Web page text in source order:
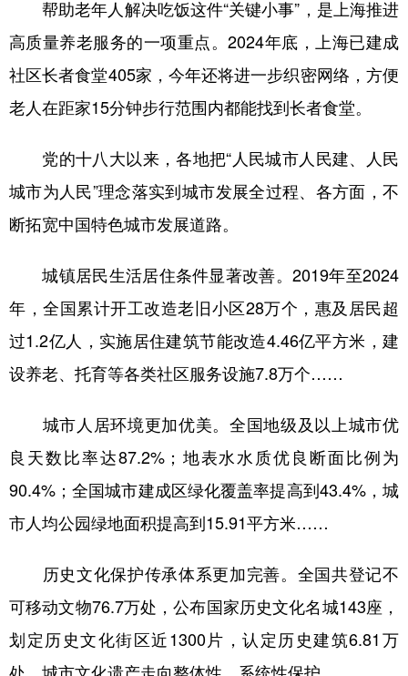
帮助老年人解决吃饭这件“关键小事”，是上海推进
高质量养老服务的一项重点。2024年底，上海已建成
社区长者食堂405家，今年还将进一步织密网络，方便
老人在距家15分钟步行范围内都能找到长者食堂。
党的十八大以来，各地把“人民城市人民建、人民
城市为人民”理念落实到城市发展全过程、各方面，不
断拓宽中国特色城市发展道路。
城镇居民生活居住条件显著改善。2019年至2024
年，全国累计开工改造老旧小区28万个，惠及居民超
过1.2亿人，实施居住建筑节能改造4.46亿平方米，建
设养老、托育等各类社区服务设施7.8万个……
城市人居环境更加优美。全国地级及以上城市优
良天数比率达87.2%；地表水水质优良断面比例为
90.4%；全国城市建成区绿化覆盖率提高到43.4%，城
市人均公园绿地面积提高到15.91平方米……
历史文化保护传承体系更加完善。全国共登记不
可移动文物76.7万处，公布国家历史文化名城143座，
划定历史文化街区近1300片，认定历史建筑6.81万
处，城市文化遗产走向整体性、系统性保护。